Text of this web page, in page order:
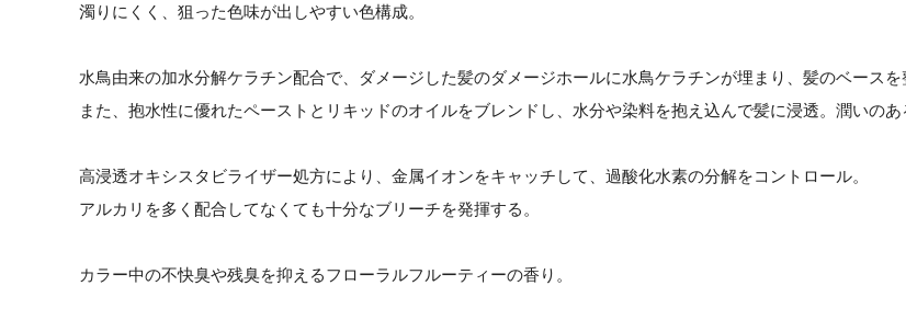
濁りにくく、狙った色味が出しやすい色構成。
水鳥由来の加水分解ケラチン配合で、ダメージした髪のダメージホールに水鳥ケラチンが埋まり、髪のベースを
また、抱水性に優れたペーストとリキッドのオイルをブレンドし、水分や染料を抱え込んで髪に浸透。潤いのあ
高浸透オキシスタビライザー処方により、金属イオンをキャッチして、過酸化水素の分解をコントロール。
アルカリを多く配合してなくても十分なブリーチを発揮する。
カラー中の不快臭や残臭を抑えるフローラルフルーティーの香り。